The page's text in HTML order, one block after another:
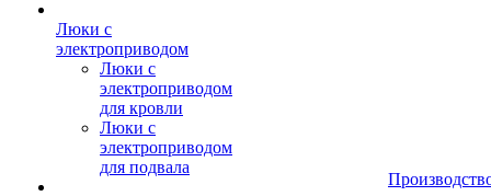
Люки с
электроприводом
Люки с
электроприводом
для кровли
Люки с
электроприводом
для подвала